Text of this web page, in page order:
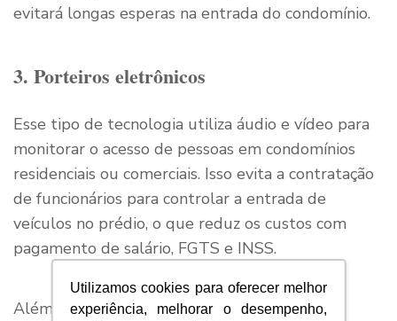
Utilizamos cookies para oferecer melhor
experiência, melhorar o desempenho,
evitará longas esperas na entrada do condomínio.
3. Porteiros eletrônicos
Esse tipo de tecnologia utiliza áudio e vídeo para
monitorar o acesso de pessoas em condomínios
residenciais ou comerciais. Isso evita a contratação
de funcionários para controlar a entrada de
veículos no prédio, o que reduz os custos com
pagamento de salário, FGTS e INSS.
Além disso, evita que os porteiros noturnos